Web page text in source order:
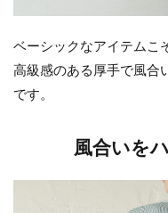
ベーシックなアイテムこ
高級感のある厚手で風合
です。
風合いを